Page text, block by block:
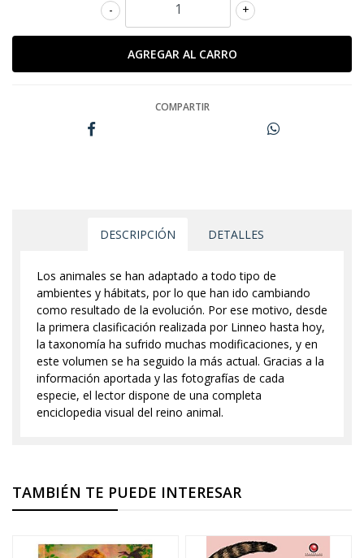
+
-
COMPARTIR
DESCRIPCIÓN DETALLES
Los animales se han adaptado a todo tipo de
ambientes y hábitats, por lo que han ido cambiando
como resultado de la evolución. Por ese motivo, desde
la primera clasificación realizada por Linneo hasta hoy,
la taxonomía ha sufrido muchas modificaciones, y en
este volumen se ha seguido la más actual. Gracias a la
información aportada y las fotografías de cada
especie, el lector dispone de una completa
enciclopedia visual del reino animal.
TAMBIÉN TE PUEDE INTERESAR